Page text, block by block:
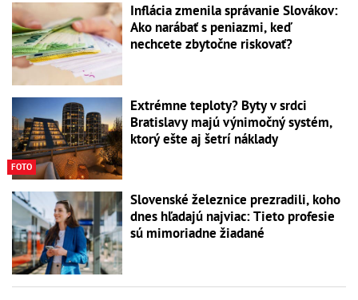
Inflácia zmenila správanie Slovákov:
Ako narábať s peniazmi, keď
nechcete zbytočne riskovať?
FOTO
Extrémne teploty? Byty v srdci
Bratislavy majú výnimočný systém,
ktorý ešte aj šetrí náklady
Slovenské železnice prezradili, koho
dnes hľadajú najviac: Tieto profesie
sú mimoriadne žiadané